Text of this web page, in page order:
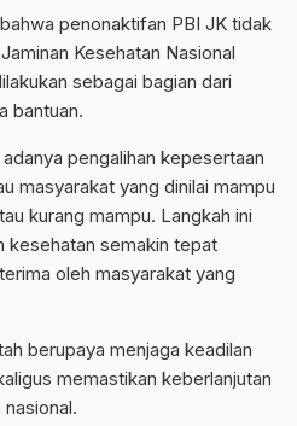
penonaktifan PBI JK tidak
Kesehatan Nasional
sebagai bagian dari
bantuan.
pengalihan kepesertaan
masyarakat yang dinilai mampu
kurang mampu. Langkah ini
kesehatan semakin tepat
oleh masyarakat yang
berupaya menjaga keadilan
memastikan keberlanjutan